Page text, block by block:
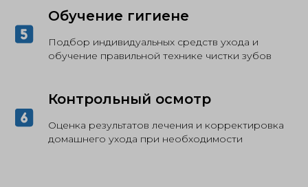
Обучение гигиене
Подбор индивидуальных средств ухода и
обучение правильной технике чистки зубов
Контрольный осмотр
Оценка результатов лечения и корректировка
домашнего ухода при необходимости